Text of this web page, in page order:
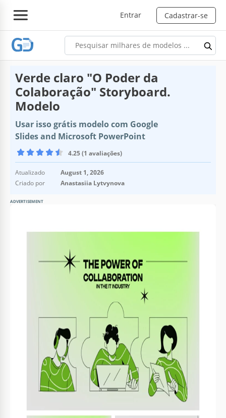
Entrar Cadastrar-se
Verde claro "O Poder da
Colaboração" Storyboard.
Modelo
Usar isso grátis modelo com Google
Slides and Microsoft PowerPoint
4.25 (1 avaliações)
Atualizado
August 1, 2026
Criado por
Anastasiia Lytvynova
ADVERTISEMENT